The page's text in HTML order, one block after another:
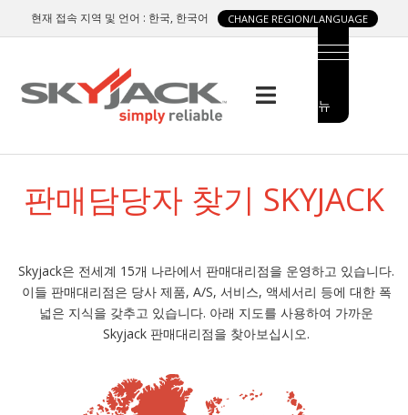
현재 접속 지역 및 언어 : 한국, 한국어 CHANGE REGION/LANGUAGE
SIDE
MAIN
MENU
뉴
판매담당자 찾기 SKYJACK
Skyjack은 전세계 15개 나라에서 판매대리점을 운영하고 있습니다.
이들 판매대리점은 당사 제품, A/S, 서비스, 액세서리 등에 대한 폭
넓은 지식을 갖추고 있습니다. 아래 지도를 사용하여 가까운
Skyjack 판매대리점을 찾아보십시오.